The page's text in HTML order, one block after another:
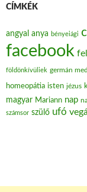
CÍMKÉK
angyal anya bényeiági
facebook
földönkívüliek germán
homeopátia isten jézus
magyar Mariann nap
számsor szülő ufó